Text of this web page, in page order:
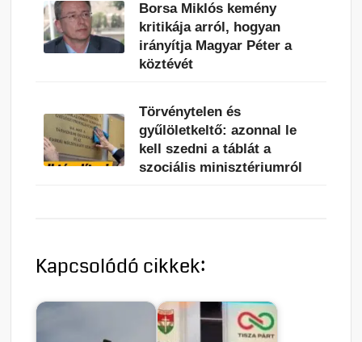
Borsa Miklós kemény
kritikája arról, hogyan
irányítja Magyar Péter a
köztévét
Törvénytelen és
gyűlöletkeltő: azonnal le
kell szedni a táblát a
szociális minisztériumról
Kapcsolódó cikkek: